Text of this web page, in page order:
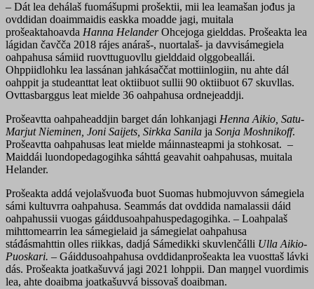
– Dát lea dehálaš fuomášupmi prošektii, mii lea leamašan jođus ja
ovddidan doaimmaidis easkka moadde jagi, muitala
prošeaktahoavda Hanna HelanderOhcejoga gielddas. Prošeakta lea
lágidan čavčča 2018 rájes anáraš-, nuortalaš- ja davvisámegiela
oahpahusa sámiid ruovttuguovllu gielddaid olggobeallái.
Ohppiidlohku lea lassánan jahkásaččat mottiinlogiin, nu ahte dál
oahppit ja studeanttat leat oktiibuot sullii 90 oktiibuot 67 skuvllas.
Ovttasbarggus leat mielde 36 oahpahusa ordnejeaddji.
Prošeavtta oahpaheaddjin barget dán lohkanjagi Henna Aikio, Satu-
Marjut Nieminen, Joni Saijets, Sirkka Sanila ja Sonja Moshnikoff.
Prošeavtta oahpahusas leat mielde máinnasteapmi ja stohkosat. –
Maiddái luondopedagogihka sáhttá geavahit oahpahusas, muitala
Helander.
Prošeakta addá vejolašvuođa buot Suomas hubmojuvvon sámegiela
sámi kultuvrra oahpahusa. Seammás dat ovddida namalassii dáid
oahpahussii vuogas gáiddusoahpahuspedagogihka. – Loahpalaš
mihttomearrin lea sámegielaid ja sámegielat oahpahusa
stáđásmahttin olles riikkas, dadjá Sámedikki skuvlenčálli Ulla Aikio-
Puoskari. – Gáiddusoahpahusa ovddidanprošeakta lea vuosttaš lávki
dás. Prošeakta joatkašuvvá jagi 2021 lohppii. Dan maŋŋel vuordimis
lea, ahte doaibma joatkašuvvá bissovaš doaibman.